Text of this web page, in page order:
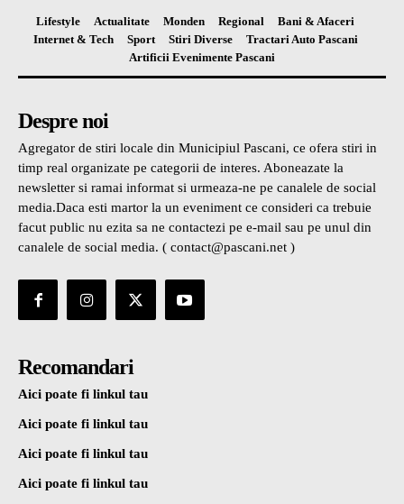
Lifestyle Actualitate Monden Regional
Bani & Afaceri
Internet & Tech
Sport Stiri Diverse
Tractari Auto Pascani
Artificii Evenimente Pascani
Despre noi
Agregator de stiri locale din Municipiul Pascani, ce ofera stiri in
timp real organizate pe categorii de interes. Aboneazate la
newsletter si ramai informat si urmeaza-ne pe canalele de social
media.Daca esti martor la un eveniment ce consideri ca trebuie
facut public nu ezita sa ne contactezi pe e-mail sau pe unul din
canalele de social media. ( contact@pascani.net )
Recomandari
Aici poate fi linkul tau
Aici poate fi linkul tau
Aici poate fi linkul tau
Aici poate fi linkul tau